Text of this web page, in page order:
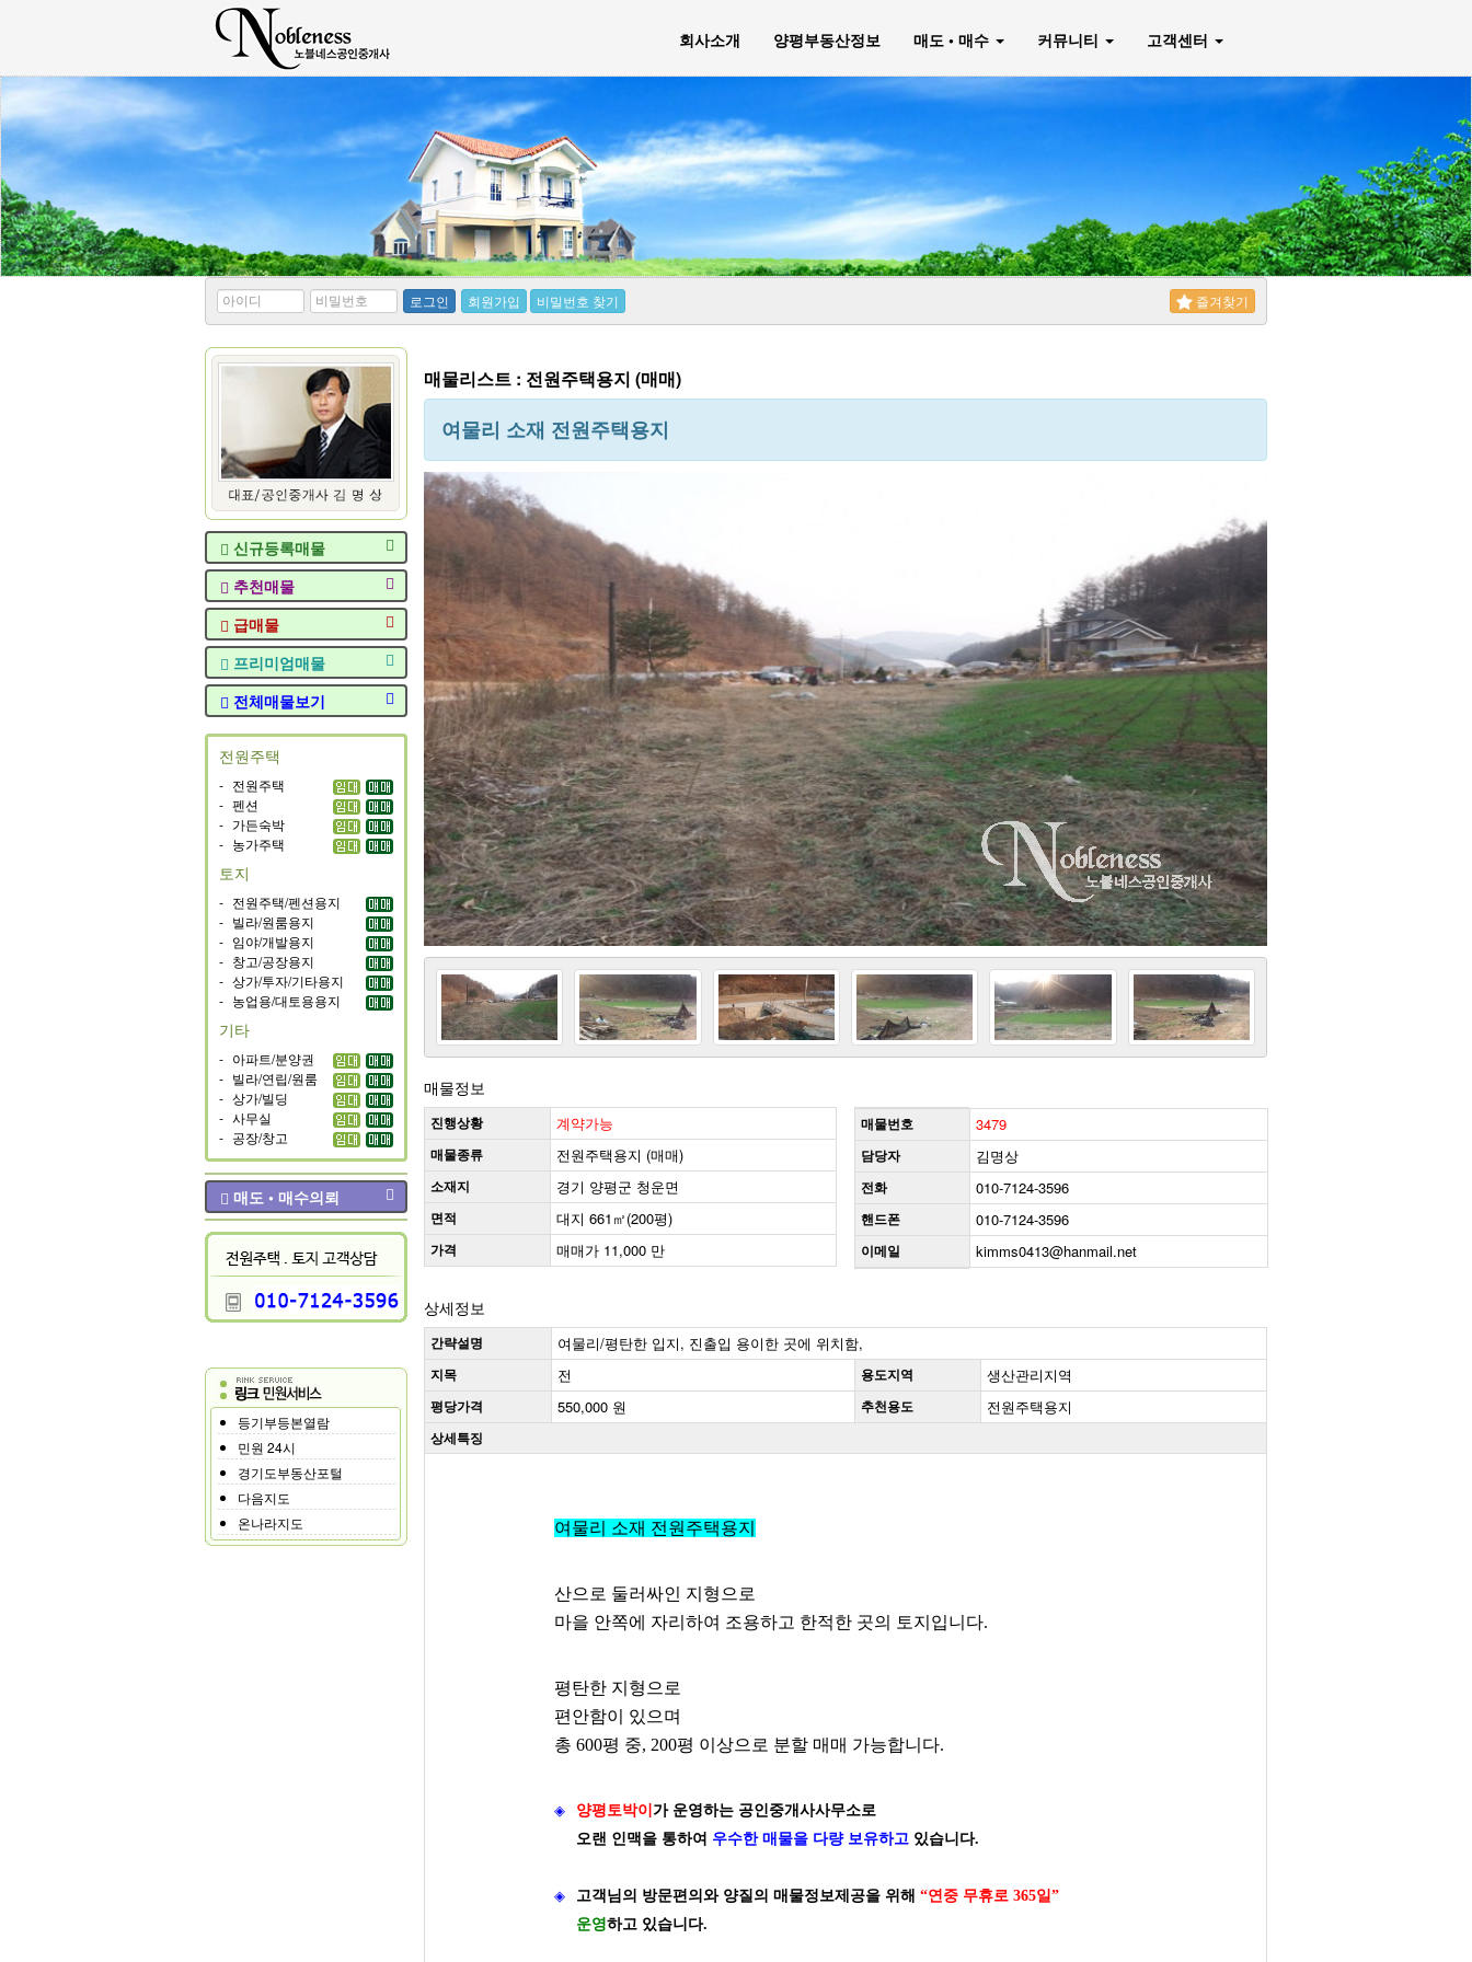
회사소개 양평부동산정보 매도 • 매수 커뮤니티 고객센터
*
아
디
*
비
번
호
로그인 회원가입 비밀번호 찾기 즐겨찾기
신규등록매물
추천매물
급매물
프리미엄매물
전체매물보기
전원주택
- 전원주택
- 펜션
- 가든숙박
- 농가주택
토지
- 전원주택/펜션용지
- 빌라/원룸용지
- 임야/개발용지
- 창고/공장용지
- 상가/투자/기타용지
- 농업용/대토용용지
기타
- 아파트/분양권
- 빌라/연립/원룸
- 상가/빌딩
- 사무실
- 공장/창고
매도 • 매수의뢰
등기부등본열람
민원 24시
경기도부동산포털
다음지도
온나라지도
매물리스트 : 전원주택용지 (매매)
여물리 소재 전원주택용지
매물정보
진행상황 계약가능
매물종류 전원주택용지 (매매)
소재지 경기 양평군 청운면
면적 대지 661㎡(200평)
가격 매매가 11,000 만
매물번호 3479
담당자 김명상
전화 010-7124-3596
핸드폰 010-7124-3596
이메일 kimms0413@hanmail.net
상세정보
간략설명 여물리/평탄한 입지, 진출입 용이한 곳에 위치함,
지목 전 용도지역 생산관리지역
평당가격 550,000 원 추천용도 전원주택용지
상세특징
여물리 소재 전원주택용지
산으로 둘러싸인 지형으로
마을 안쪽에 자리하여 조용하고 한적한 곳의 토지입니다.
평탄한 지형으로
편안함이 있으며
총 600평 중, 200평 이상으로 분할 매매 가능합니다.
◈ 양평토박이 가 운영하는 공인중개사사무소로
오랜 인맥을 통하여 우수한 매물을 다량 보유하고 있습니다.
◈ 고객님의 방문편의와 양질의 매물정보제공을 위해 “연중 무휴로 365일”
운영하고 있습니다.